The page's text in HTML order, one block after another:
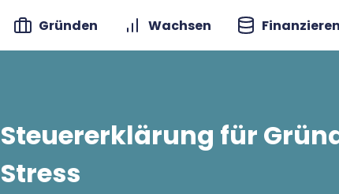
Gründen Wachsen
Steuererklärung für
Stress